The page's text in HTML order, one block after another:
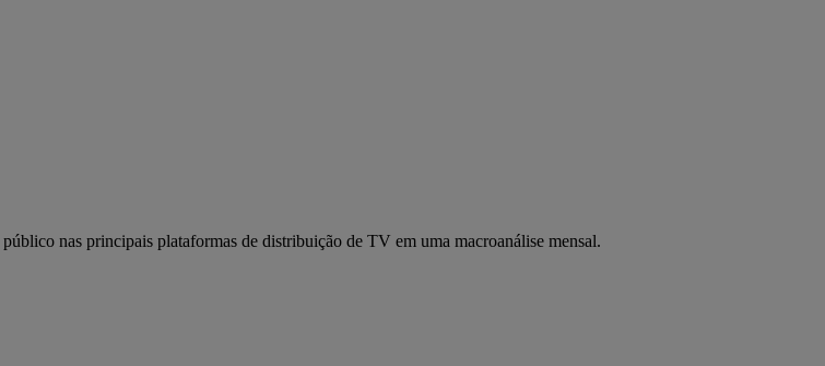
nas principais plataformas de distribuição de TV em uma macroanálise mensal.